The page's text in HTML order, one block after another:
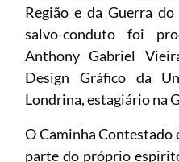
Região e da Guerra
salvo-conduto foi
Anthony Gabriel
Design Gráfico da
Londrina, estagiário na
O Caminha Contestado
parte do próprio